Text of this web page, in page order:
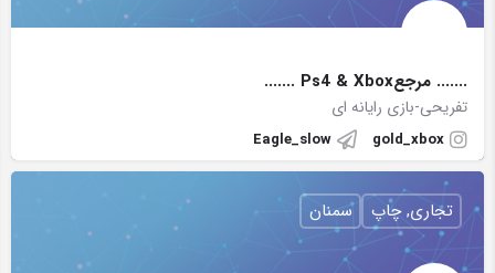
....... مرجعPs4 & Xbox .......
تفریحی-بازی رایانه ای
gold_xbox
Eagle_slow
تجاری, چاپ سمنان